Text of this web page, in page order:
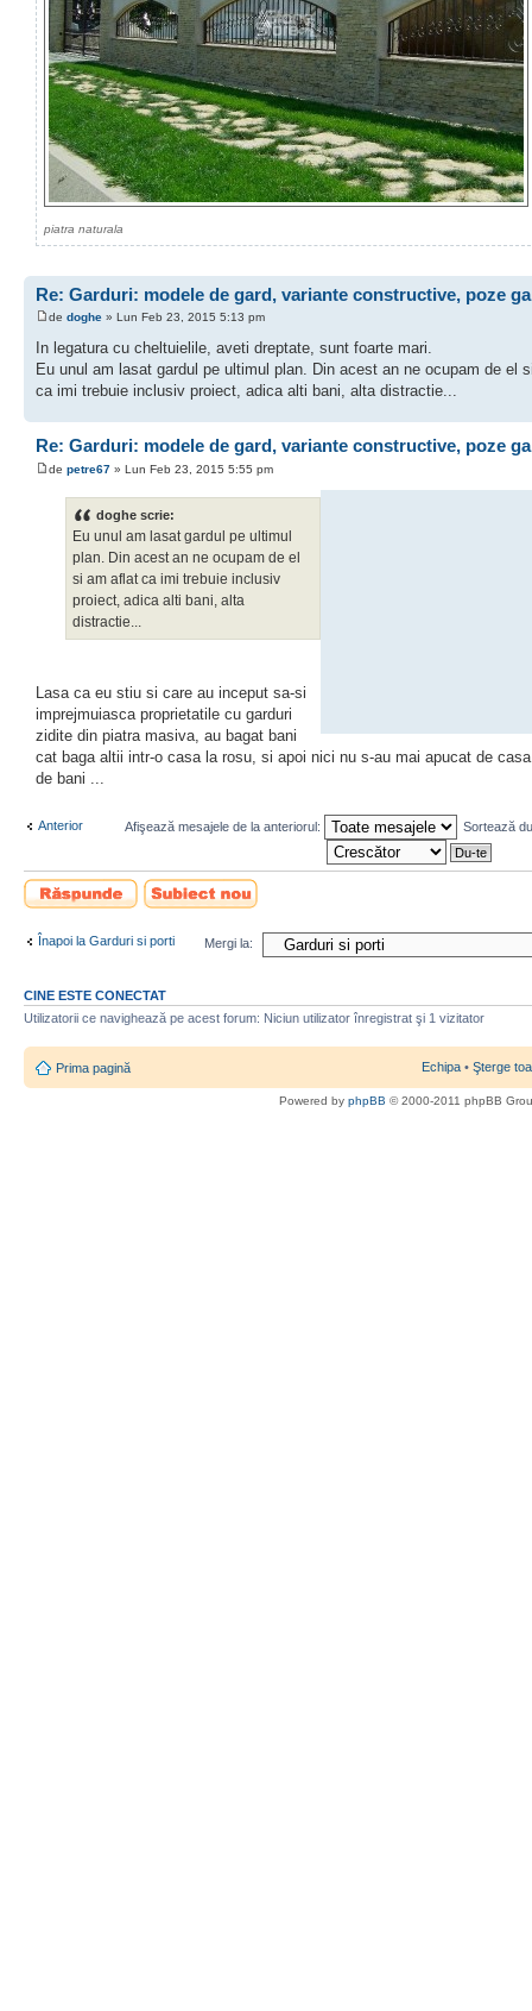
piatra naturala
Re: Garduri: modele de gard, variante constructive, poze
de doghe » Lun Feb 23, 2015 5:13 pm
In legatura cu cheltuielile, aveti dreptate, sunt foarte mari.
Eu unul am lasat gardul pe ultimul plan. Din acest an ne ocupam de el
ca imi trebuie inclusiv proiect, adica alti bani, alta distractie...
Re: Garduri: modele de gard, variante constructive, poze
de petre67 » Lun Feb 23, 2015 5:55 pm
doghe scrie:
Eu unul am lasat gardul pe ultimul
plan. Din acest an ne ocupam de el
si am aflat ca imi trebuie inclusiv
proiect, adica alti bani, alta
distractie...
Lasa ca eu stiu si care au inceput sa-si
imprejmuiasca proprietatile cu garduri
zidite din piatra masiva, au bagat bani
cat baga altii intr-o casa la rosu, si apoi nici nu s-au mai apucat de
de bani ...
Anterior Afişează mesajele de la anteriorul: Sortează
Scrie un răspuns
Scrie un subiect
nou
Înapoi la Garduri si porti Mergi la:
CINE ESTE CONECTAT
Utilizatorii ce navighează pe acest forum: Niciun utilizator înregistrat şi 1 vizitator
Prima pagină Echipa • Şterge
Powered by phpBB © 2000-2011 phpBB